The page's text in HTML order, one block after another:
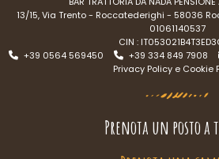
13/15, Via Trento - Roccatederighi - 58036
01061140537
CIN :
+39 0564 569450
+39 334 849 7908
Privacy Policy e Cookie
Prenota un posto a